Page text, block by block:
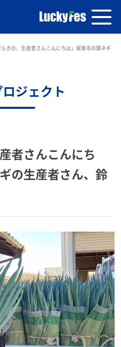
らきの、生産者さんこんにちは」坂東市の鍋ネギ
ロジェクト
者さんこんにち
の生産者さん、鈴